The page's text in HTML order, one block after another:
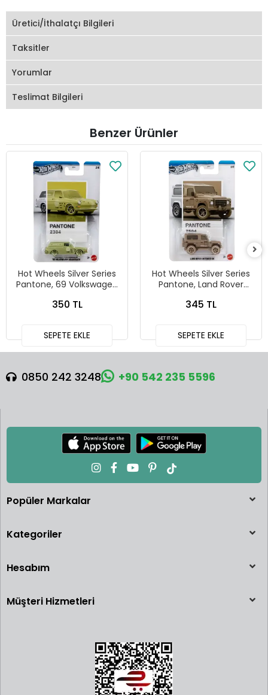
Üretici/İthalatçı Bilgileri
Taksitler
Yorumlar
Teslimat Bilgileri
Benzer Ürünler
Hot Wheels Silver Series
Pantone, 69 Volkswagen
350 TL
SEPETE EKLE
Hot Wheels Silver Series
Pantone, Land Rover
345 TL
SEPETE EKLE
0850 242 3248 +90 542 235 5596
Popüler Markalar
Kategoriler
Hesabım
Müşteri Hizmetleri